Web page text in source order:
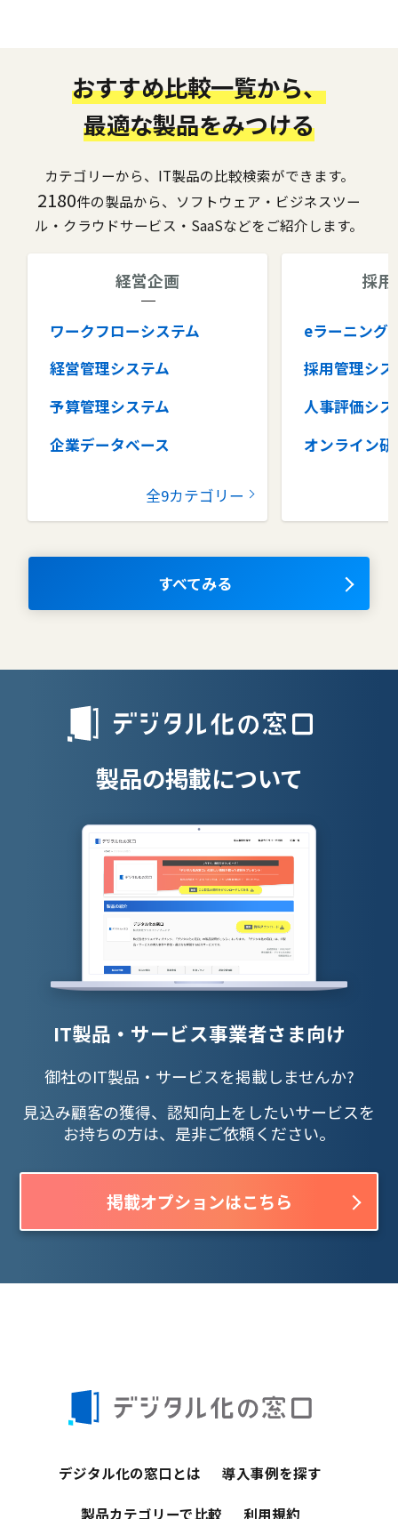
おすすめ比較一覧から、
最適な製品をみつける
カテゴリーから、IT製品の比較検索ができます。
2180件の製品から、ソフトウェア・ビジネスツー
ル・クラウドサービス・SaaSなどをご紹介します。
経営企画
ワークフローシステム
経営管理システム
予算管理システム
企業データベース
コラボレーションツール
ナレッジマネジメントツール
全9カテゴリー
採
eラーニング
採用管理シス
人事評価シス
オンライン研
タレントマ
OKRツール
授業支援シス
すべてみる
製品の掲載について
IT製品・サービス事業者さま向け
御社のIT製品・サービスを掲載しませんか?
見込み顧客の獲得、認知向上をしたいサービスを
お持ちの方は、是非ご依頼ください。
掲載オプションはこちら
デジタル化の窓口とは 導入事例を探す
製品カテゴリーで比較 利用規約